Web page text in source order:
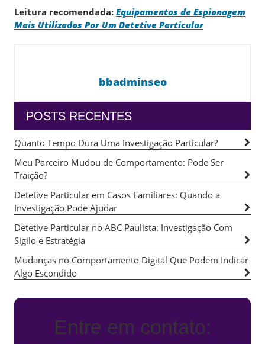
Leitura recomendada: Equipamentos de Espionagem
Mais Utilizados Por Um Detetive Particular
bbadminseo
POSTS RECENTES
Quanto Tempo Dura Uma Investigação Particular?
Meu Parceiro Mudou de Comportamento: Pode Ser
Traição?
Detetive Particular em Casos Familiares: Quando a
Investigação Pode Ajudar
Detetive Particular no ABC Paulista: Investigação Com
Sigilo e Estratégia
Mudanças no Comportamento Digital Que Podem Indicar
Algo Escondido
Entre em contato: